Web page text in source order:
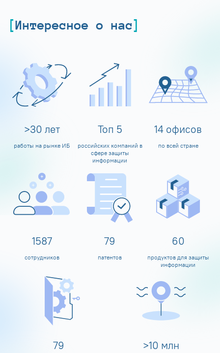
Интересное о нас
>30 лет
работы на рынке ИБ
Топ 5
российских компаний в
сфере защиты
информации
14 офисов
по всей стране
1600
сотрудников
80
патентов
60
продуктов для защиты
информации
80 >10 млн